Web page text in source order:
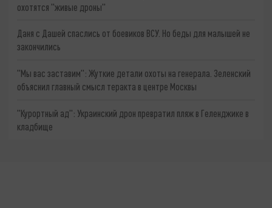
охотятся "живые дроны"
Даня с Дашей спаслись от боевиков ВСУ. Но беды для малышей не
закончились
"Мы вас заставим": Жуткие детали охоты на генерала. Зеленский
объяснил главный смысл теракта в центре Москвы
"Курортный ад": Украинский дрон превратил пляж в Геленджике в
кладбище